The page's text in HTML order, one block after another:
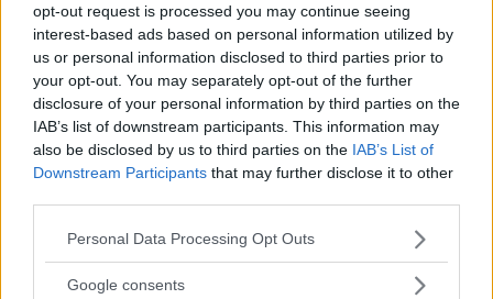
opt-out request is processed you may continue seeing
interest-based ads based on personal information utilized by
us or personal information disclosed to third parties prior to
your opt-out. You may separately opt-out of the further
disclosure of your personal information by third parties on the
IAB’s list of downstream participants. This information may
also be disclosed by us to third parties on the IAB’s List of
Downstream Participants that may further disclose it to other
Please note that this website/app uses one or more Google
not limited to your visit or usage behaviour. You may click to
Personal Data Processing Opt Outs
Google consents